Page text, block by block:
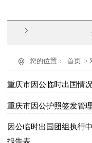
您的位置： 首页 >
重庆市因公临时出国情
重庆市因公护照签发管
因公临时出国团组执行
报告表